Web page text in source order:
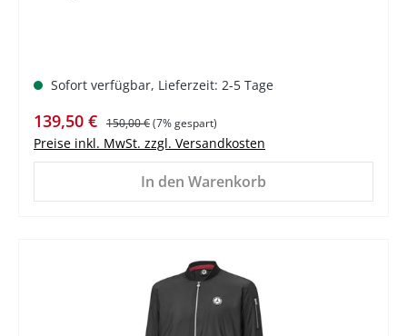
Sofort verfügbar, Lieferzeit: 2-5 Tage
Verkaufspreis:
139,50 € Regulärer Preis:
150,00 €(7% gespart)
Preise inkl. MwSt. zzgl. Versandkosten
In den Warenkorb